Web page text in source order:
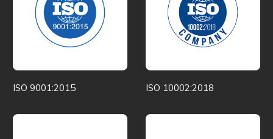
ISO 9001:2015 ISO 10002:2018